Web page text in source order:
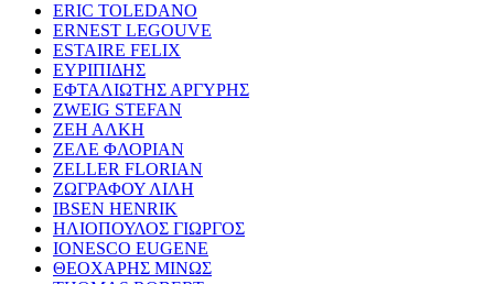
ERIC TOLEDANO
ERNEST LEGOUVE
ESTAIRE FELIX
ΕΥΡΙΠΙΔΗΣ
ΕΦΤΑΛΙΩΤΗΣ ΑΡΓΥΡΗΣ
ZWEIG STEFAN
ΖΕΗ ΑΛΚΗ
ΖΕΛΕ ΦΛΟΡΙΑΝ
ZELLER FLORIAN
ΖΩΓΡΑΦΟΥ ΛΙΛΗ
IBSEN HENRIK
ΗΛΙΟΠΟΥΛΟΣ ΓΙΩΡΓΟΣ
IONESCO EUGENE
ΘΕΟΧΑΡΗΣ ΜΙΝΩΣ